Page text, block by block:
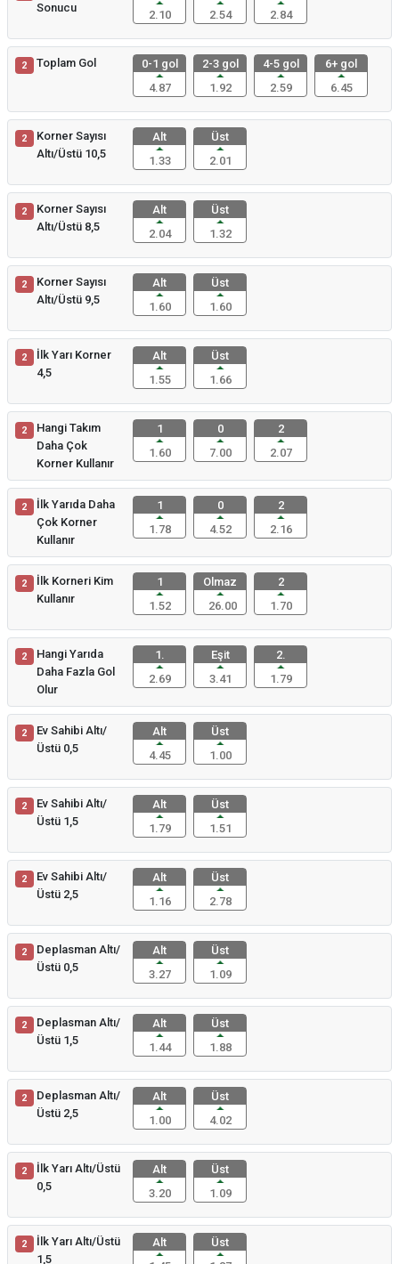
Sonucu
2.10
2.54
2.84
2 Toplam Gol
0-1 gol
4.87
2-3 gol
1.92
4-5 gol
2.59
6+ gol
6.45
2
Korner Sayısı
Altı/Üstü 10,5
Alt
1.33
Üst
2.01
2
Korner Sayısı
Altı/Üstü 8,5
Alt
2.04
Üst
1.32
2
Korner Sayısı
Altı/Üstü 9,5
Alt
1.60
Üst
1.60
2
İlk Yarı Korner
4,5
Alt
1.55
Üst
1.66
2
Hangi Takım
Daha Çok
Korner Kullanır
1
1.60
0
7.00
2
2.07
2
İlk Yarıda Daha
Çok Korner
Kullanır
1
1.78
0
4.52
2
2.16
2
İlk Korneri Kim
Kullanır
1
1.52
Olmaz
26.00
2
1.70
2
Hangi Yarıda
Daha Fazla Gol
Olur
1.
2.69
Eşit
3.41
2.
1.79
2
Ev Sahibi Altı/
Üstü 0,5
Alt
4.45
Üst
1.00
2
Ev Sahibi Altı/
Üstü 1,5
Alt
1.79
Üst
1.51
2
Ev Sahibi Altı/
Üstü 2,5
Alt
1.16
Üst
2.78
2
Deplasman Altı/
Üstü 0,5
Alt
3.27
Üst
1.09
2
Deplasman Altı/
Üstü 1,5
Alt
1.44
Üst
1.88
2
Deplasman Altı/
Üstü 2,5
Alt
1.00
Üst
4.02
2
İlk Yarı Altı/Üstü
0,5
Alt
3.20
Üst
1.09
2
İlk Yarı Altı/Üstü
1,5
Alt
Üst